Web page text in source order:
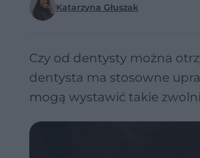
Katarzyna Głuszak
Czy od dentysty można
dentysta ma stosowne
mogą wystawić takie